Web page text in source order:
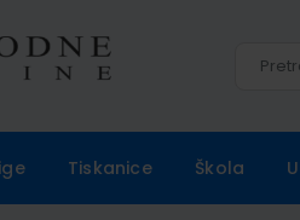
Tiskanice Škola